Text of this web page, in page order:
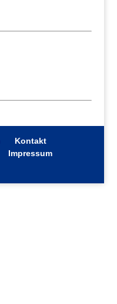
Kontakt
Impressum